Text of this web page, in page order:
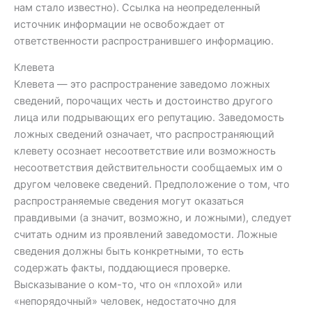
нам стало известно). Ссылка на неопределенный
источник информации не освобождает от
ответственности распространившего информацию.
Клевета
Клевета — это распространение заведомо ложных
сведений, порочащих честь и достоинство другого
лица или подрывающих его репутацию. Заведомость
ложных сведений означает, что распространяющий
клевету осознает несоответствие или возможность
несоответствия действительности сообщаемых им о
другом человеке сведений. Предположение о том, что
распространяемые сведения могут оказаться
правдивыми (а значит, возможно, и ложными), следует
считать одним из проявлений заведомости. Ложные
сведения должны быть конкретными, то есть
содержать факты, поддающиеся проверке.
Высказывание о ком-то, что он «плохой» или
«непорядочный» человек, недостаточно для